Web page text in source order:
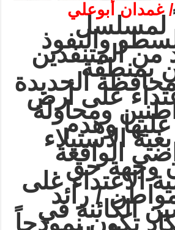
/ غمدان أبوعلي
لمسلسل
والنفوذ
من المتنفذين
بمنطقة
الحديدة
على أرض
ومحاولة
عليها وهدم
الاستيلاء
الواقعة
وجهة حق .
الاعتداء على
/ رائد
الكائنة في
تكون نموذجاً